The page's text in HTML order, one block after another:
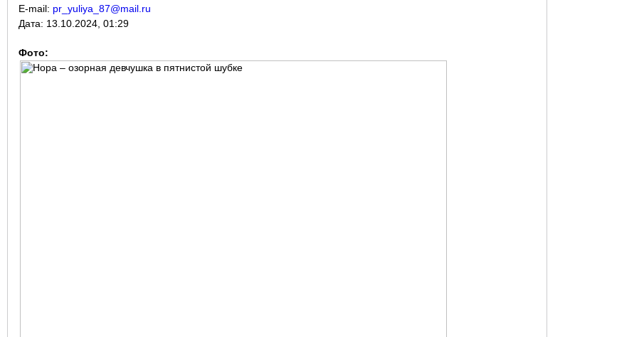
E-mail: pr_yuliya_87@mail.ru
Дата: 13.10.2024, 01:29
Фото: